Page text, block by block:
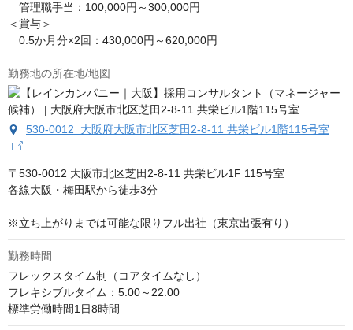
管理職手当：100,000円～300,000円
＜賞与＞
0.5か月分×2回：430,000円～620,000円
勤務地の所在地/地図
530-0012 大阪府大阪市北区芝田2-8-11 共栄ビル1階115号室
〒530-0012 大阪市北区芝田2-8-11 共栄ビル1F 115号室
各線大阪・梅田駅から徒歩3分
※立ち上がりまでは可能な限りフル出社（東京出張有り）
勤務時間
フレックスタイム制（コアタイムなし）
フレキシブルタイム：5:00～22:00
標準労働時間1日8時間